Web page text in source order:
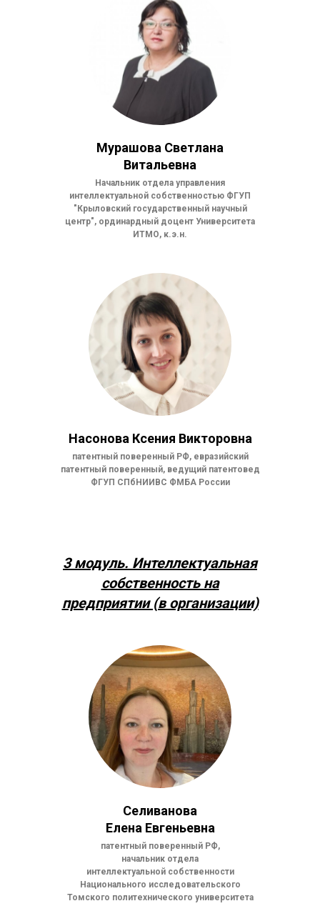
Мурашова Светлана
Витальевна
Начальник отдела управления
интеллектуальной собственностью ФГУП
"Крыловский государственный научный
центр", ординардный доцент Университета
ИТМО, к.э.н.
Насонова Ксения Викторовна
патентный поверенный РФ, евразийский
патентный поверенный, ведущий патентовед
ФГУП СПбНИИВС ФМБА России
3 модуль. Интеллектуальная
собственность на
предприятии (в организации)
Селиванова
Елена Евгеньевна
патентный поверенный РФ,
начальник отдела
интеллектуальной собственности
Национального исследовательского
Томского политехнического университета